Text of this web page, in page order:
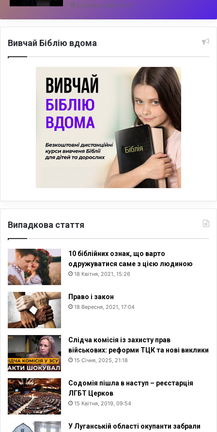
5 Серпня, 2026, 10:14
Вивчай Біблію вдома
Випадкова стаття
10 біблійних ознак, що варто
одружуватися саме з цією людиною
18 Квітня, 2021, 15:26
Право і закон
18 Вересня, 2021, 17:04
Слідча комісія із захисту прав
військових: реформи ТЦК та нові виклики
15 Січня, 2025, 21:18
Содомія пішла в наступ – реєстарція
ЛГБТ Церков
15 Квітня, 2019, 09:54
У Луганській області окупанти забрали